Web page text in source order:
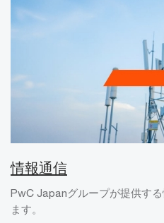
情報通信
PwC Japanグループが提供す
ます。